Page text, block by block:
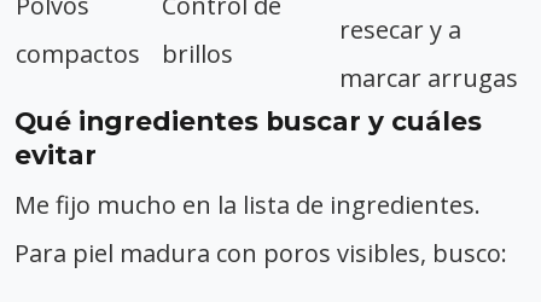
compactos
brillos
resecar y a
marcar arrugas
Qué ingredientes buscar y cuáles
evitar
Me fijo mucho en la lista de ingredientes.
Para piel madura con poros visibles, busco: